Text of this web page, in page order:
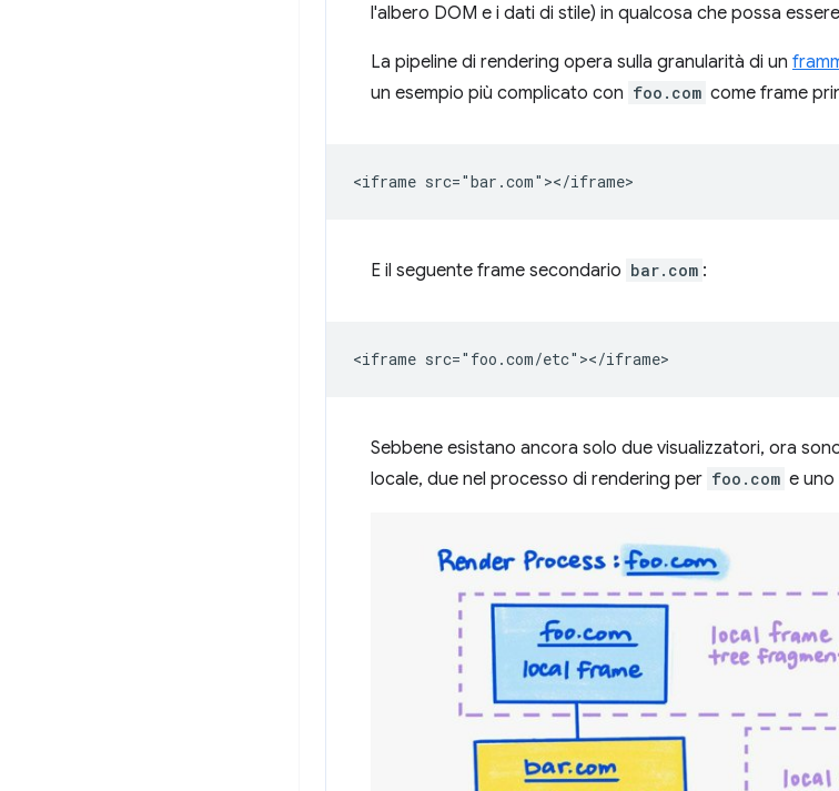
l'albero DOM e i dati di stile) in qualcosa che possa
La pipeline di rendering opera sulla granularità di un
un esempio più complicato con foo.com come frame
E il seguente frame secondario bar.com :
Sebbene esistano ancora solo due visualizzatori, ora
locale, due nel processo di rendering per foo.com e